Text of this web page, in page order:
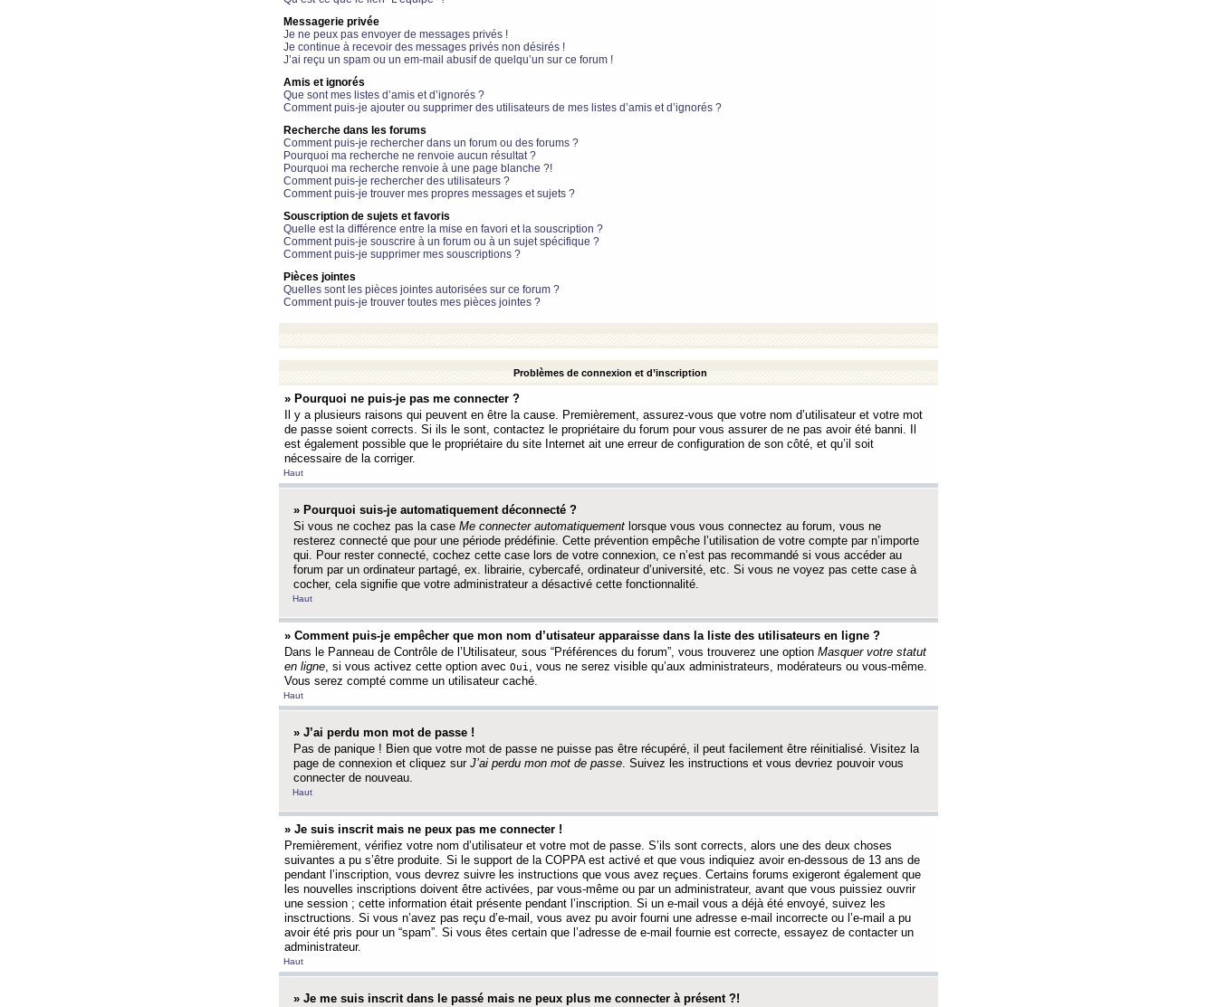
Messagerie privée
Je ne peux pas envoyer de messages privés !
Je continue à recevoir des messages privés non désirés !
J’ai reçu un spam ou un em-mail abusif de quelqu’un sur ce forum !
Amis et ignorés
Que sont mes listes d’amis et d’ignorés ?
Comment puis-je ajouter ou supprimer des utilisateurs de mes listes d’amis et d’ignorés ?
Recherche dans les forums
Comment puis-je rechercher dans un forum ou des forums ?
Pourquoi ma recherche ne renvoie aucun résultat ?
Pourquoi ma recherche renvoie à une page blanche ?!
Comment puis-je rechercher des utilisateurs ?
Comment puis-je trouver mes propres messages et sujets ?
Souscription de sujets et favoris
Quelle est la différence entre la mise en favori et la souscription ?
Comment puis-je souscrire à un forum ou à un sujet spécifique ?
Comment puis-je supprimer mes souscriptions ?
Pièces jointes
Quelles sont les pièces jointes autorisées sur ce forum ?
Comment puis-je trouver toutes mes pièces jointes ?
Problèmes de connexion et d’inscription
» Pourquoi ne puis-je pas me connecter ?
Il y a plusieurs raisons qui peuvent en être la cause. Premièrement, assurez-vous que votre nom d’utilisateur et votre mot
de passe soient corrects. Si ils le sont, contactez le propriétaire du forum pour vous assurer de ne pas avoir été banni. Il
est également possible que le propriétaire du site Internet ait une erreur de configuration de son côté, et qu’il soit
nécessaire de la corriger.
Haut
» Pourquoi suis-je automatiquement déconnecté ?
Si vous ne cochez pas la case Me connecter automatiquement lorsque vous vous connectez au forum, vous ne
resterez connecté que pour une période prédéfinie. Cette prévention empêche l’utilisation de votre compte par n’importe
qui. Pour rester connecté, cochez cette case lors de votre connexion, ce n’est pas recommandé si vous accéder au
forum par un ordinateur partagé, ex. librairie, cybercafé, ordinateur d’université, etc. Si vous ne voyez pas cette case à
cocher, cela signifie que votre administrateur a désactivé cette fonctionnalité.
Haut
» Comment puis-je empêcher que mon nom d’utisateur apparaisse dans la liste des utilisateurs en ligne ?
Dans le Panneau de Contrôle de l’Utilisateur, sous “Préférences du forum”, vous trouverez une option Masquer votre statut
en ligne, si vous activez cette option avec Oui , vous ne serez visible qu’aux administrateurs, modérateurs ou vous-même.
Vous serez compté comme un utilisateur caché.
Haut
» J’ai perdu mon mot de passe !
Pas de panique ! Bien que votre mot de passe ne puisse pas être récupéré, il peut facilement être réinitialisé. Visitez la
page de connexion et cliquez sur J’ai perdu mon mot de passe. Suivez les instructions et vous devriez pouvoir vous
connecter de nouveau.
Haut
» Je suis inscrit mais ne peux pas me connecter !
Premièrement, vérifiez votre nom d’utilisateur et votre mot de passe. S’ils sont corrects, alors une des deux choses
suivantes a pu s’être produite. Si le support de la COPPA est activé et que vous indiquiez avoir en-dessous de 13 ans de
pendant l’inscription, vous devrez suivre les instructions que vous avez reçues. Certains forums exigeront également que
les nouvelles inscriptions doivent être activées, par vous-même ou par un administrateur, avant que vous puissiez ouvrir
une session ; cette information était présente pendant l’inscription. Si un e-mail vous a déjà été envoyé, suivez les
insctructions. Si vous n’avez pas reçu d’e-mail, vous avez pu avoir fourni une adresse e-mail incorrecte ou l’e-mail a pu
avoir été pris pour un “spam”. Si vous êtes certain que l’adresse de e-mail fournie est correcte, essayez de contacter un
administrateur.
Haut
» Je me suis inscrit dans le passé mais ne peux plus me connecter à présent ?!